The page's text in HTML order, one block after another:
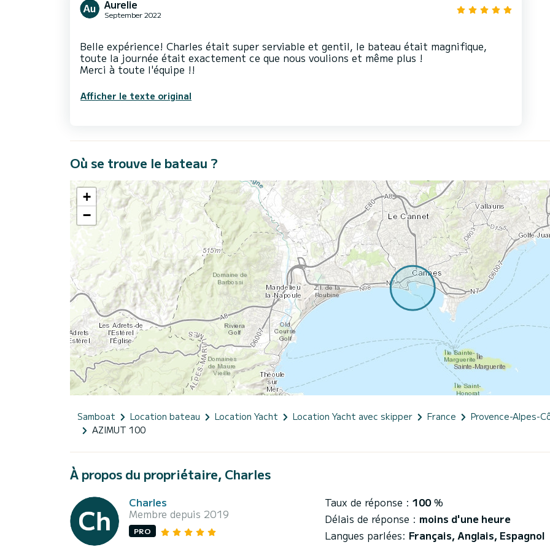
Aurelie
September 2022
Belle expérience! Charles était super serviable et gentil, le bateau était magnifique,
toute la journée était exactement ce que nous voulions et même plus !
Afficher le texte original
Où se trouve le bateau ?
+
−
Samboat Location bateau Location Yacht Location Yacht avec skipper France Provence-Alpes-
AZIMUT 100
À propos du propriétaire, Charles
Charles
Membre depuis 2019
PRO
Taux de réponse : 100%
Délais de réponse : moins d'une heure
Langues parlées: Français, Anglais, Espagnol